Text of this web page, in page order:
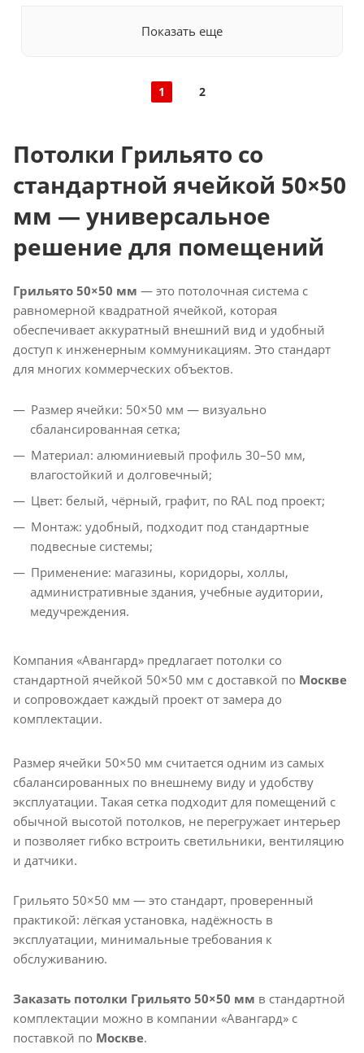
Показать еще
1 2
Потолки Грильято со
стандартной ячейкой 50×50
мм — универсальное
решение для помещений
Грильято 50×50 мм — это потолочная система с
равномерной квадратной ячейкой, которая
обеспечивает аккуратный внешний вид и удобный
доступ к инженерным коммуникациям. Это стандарт
для многих коммерческих объектов.
Размер ячейки: 50×50 мм — визуально
сбалансированная сетка;
Материал: алюминиевый профиль 30–50 мм,
влагостойкий и долговечный;
Цвет: белый, чёрный, графит, по RAL под проект;
Монтаж: удобный, подходит под стандартные
подвесные системы;
Применение: магазины, коридоры, холлы,
административные здания, учебные аудитории,
медучреждения.
Компания «Авангард» предлагает потолки со
стандартной ячейкой 50×50 мм с доставкой по Москве
и сопровождает каждый проект от замера до
комплектации.
Размер ячейки 50×50 мм считается одним из самых
сбалансированных по внешнему виду и удобству
эксплуатации. Такая сетка подходит для помещений с
обычной высотой потолков, не перегружает интерьер
и позволяет гибко встроить светильники, вентиляцию
и датчики.
Грильято 50×50 мм — это стандарт, проверенный
практикой: лёгкая установка, надёжность в
эксплуатации, минимальные требования к
обслуживанию.
Заказать потолки Грильято 50×50 мм в стандартной
комплектации можно в компании «Авангард» с
поставкой по Москве.